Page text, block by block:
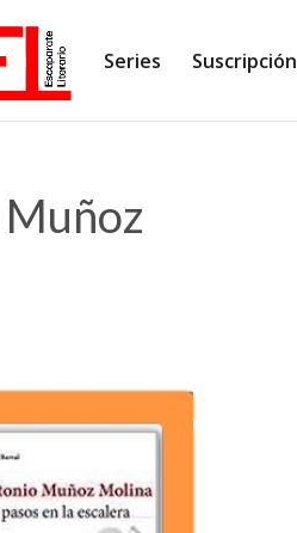
Series Suscripción
Muñoz